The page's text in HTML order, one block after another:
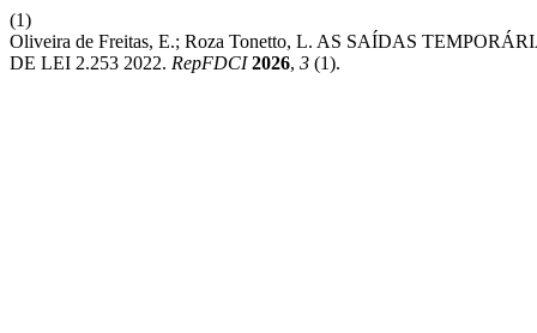
(1)
Oliveira de Freitas, E.; Roza Tonetto, L. AS SAÍDAS
DE LEI 2.253 2022. RepFDCI 2026, 3 (1).